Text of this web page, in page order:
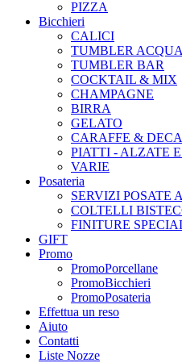
PIZZA
Bicchieri
CALICI
TUMBLER ACQUA
TUMBLER BAR
COCKTAIL & MIX
CHAMPAGNE
BIRRA
GELATO
CARAFFE &
PIATTI - ALZATE E
VARIE
Posateria
SERVIZI POSATE
COLTELLI
FINITURE
GIFT
Promo
PromoPorcellane
PromoBicchieri
PromoPosateria
Effettua un reso
Aiuto
Contatti
Liste Nozze